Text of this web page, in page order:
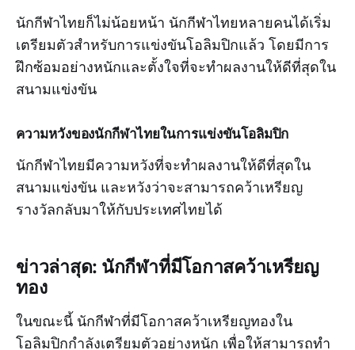
นักกีฬาไทยก็ไม่น้อยหน้า นักกีฬาไทยหลายคนได้เริ่ม
เตรียมตัวสำหรับการแข่งขันโอลิมปิกแล้ว โดยมีการ
ฝึกซ้อมอย่างหนักและตั้งใจที่จะทำผลงานให้ดีที่สุดใน
สนามแข่งขัน
ความหวังของนักกีฬาไทยในการแข่งขันโอลิมปิก
นักกีฬาไทยมีความหวังที่จะทำผลงานให้ดีที่สุดใน
สนามแข่งขัน และหวังว่าจะสามารถคว้าเหรียญ
รางวัลกลับมาให้กับประเทศไทยได้
ข่าวล่าสุด: นักกีฬาที่มีโอกาสคว้าเหรียญ
ทอง
ในขณะนี้ นักกีฬาที่มีโอกาสคว้าเหรียญทองใน
โอลิมปิกกำลังเตรียมตัวอย่างหนัก เพื่อให้สามารถทำ